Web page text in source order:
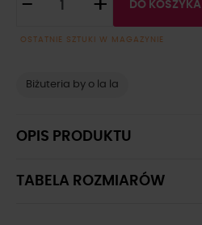
- + DO KOSZYKA
OSTATNIE SZTUKI W MAGAZYNIE
Biżuteria by o la la
OPIS PRODUKTU
TABELA ROZMIARÓW